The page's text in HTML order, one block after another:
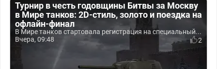
Турнир в честь годовщины Битвы за Москву
в Мире танков: 2D-стиль, золото и поездка на
офлайн-финал
В Мире танков стартовала регистрация на специальный...
Вчера, 09:48
2